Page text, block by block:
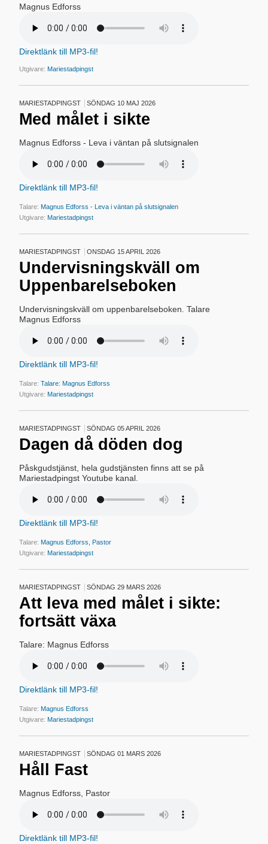
Magnus Edforss
Direktlänk till MP3-fil!
Utgivare:Mariestadpingst
MARIESTADPINGST SÖNDAG 10 MAJ 2026
Med målet i sikte
Magnus Edforss - Leva i väntan på slutsignalen
Direktlänk till MP3-fil!
Talare:Magnus Edforss - Leva i väntan på slutsignalen
Utgivare:Mariestadpingst
MARIESTADPINGST ONSDAG 15 APRIL 2026
Undervisningskväll om
Uppenbarelseboken
Undervisningskväll om uppenbarelseboken. Talare
Magnus Edforss
Direktlänk till MP3-fil!
Talare:Talare: Magnus Edforss
Utgivare:Mariestadpingst
MARIESTADPINGST SÖNDAG 05 APRIL 2026
Dagen då döden dog
Påskgudstjänst, hela gudstjänsten finns att se på
Mariestadpingst Youtube kanal.
Direktlänk till MP3-fil!
Talare:Magnus Edforss, Pastor
Utgivare:Mariestadpingst
MARIESTADPINGST SÖNDAG 29 MARS 2026
Att leva med målet i sikte:
fortsätt växa
Talare: Magnus Edforss
Direktlänk till MP3-fil!
Talare:Magnus Edforss
Utgivare:Mariestadpingst
MARIESTADPINGST SÖNDAG 01 MARS 2026
Håll Fast
Magnus Edforss, Pastor
Direktlänk till MP3-fil!